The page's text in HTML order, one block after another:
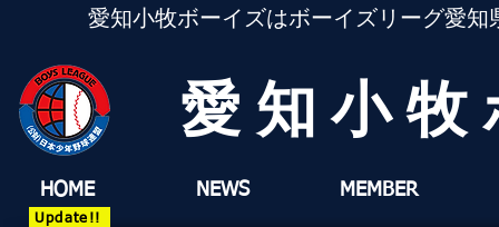
愛知小牧ボーイズはボーイズリーグ愛
HOME NEWS MEMBER
愛知小
Update!!